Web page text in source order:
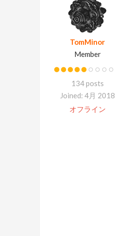
TomMinor
Member
134 posts
Joined: 4月 2018
オフライン